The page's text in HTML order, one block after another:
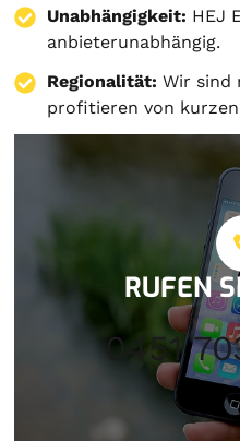
Unabhängigkeit: HEJ
anbieterunabhängig.
Regionalität: Wir sind
profitieren von
RUFEN
0451